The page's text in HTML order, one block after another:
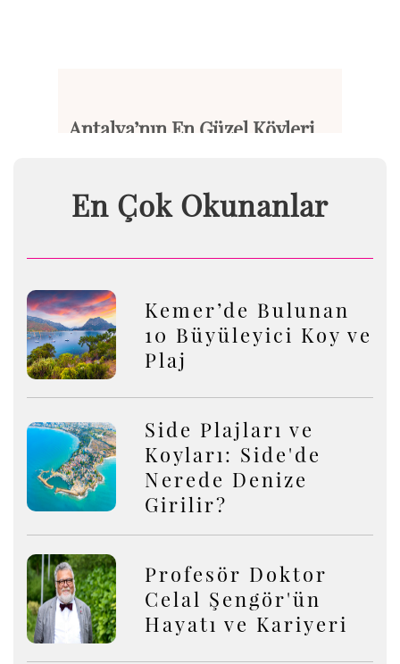
Antalya’nın En Güzel Köyleri...
En Çok Okunanlar
Kemer’de Bulunan
10 Büyüleyici Koy ve
Plaj
Side Plajları ve
Koyları: Side'de
Nerede Denize
Girilir?
Profesör Doktor
Celal Şengör'ün
Hayatı ve Kariyeri